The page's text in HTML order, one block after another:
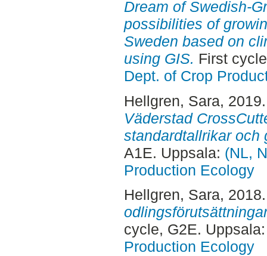
Dream of Swedish-
possibilities of
Sweden based on
using GIS. First
Dept. of Crop
Hellgren, Sara,
Väderstad
standardtallrikar och
A1E. Uppsala: (NL,
Production Ecology
Hellgren, Sara,
cycle, G2E.
Production Ecology